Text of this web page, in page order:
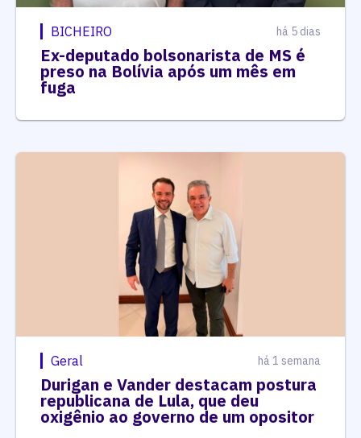
BICHEIRO há 5 dias
Ex-deputado bolsonarista de MS é
preso na Bolívia após um mês em
fuga
Geral há 1 semana
Durigan e Vander destacam postura
republicana de Lula, que deu
oxigênio ao governo de um opositor